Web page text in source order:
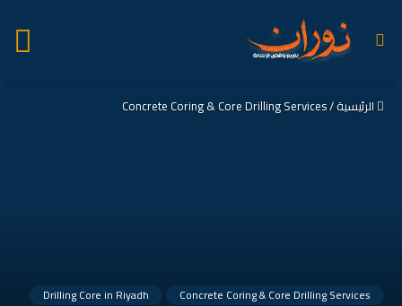
بحث
الرئيسية/
Concrete Coring & Core Drilling Services
Concrete Coring & Core Drilling Services
Drilling Core in Riyadh